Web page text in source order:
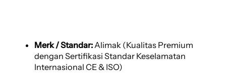
Merk / Standar:Alimak (Kualitas Premium
dengan Sertifikasi Standar Keselamatan
Internasional CE & ISO)